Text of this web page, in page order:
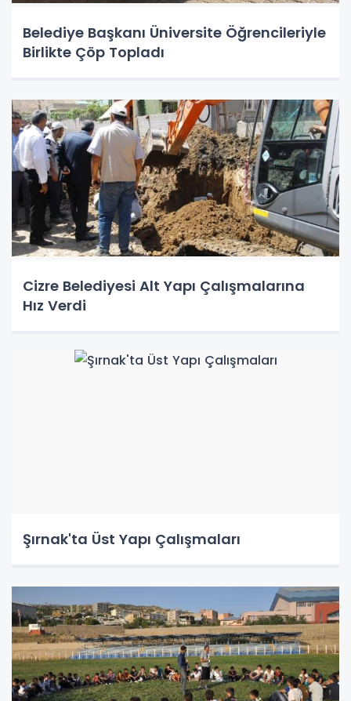
Belediye Başkanı Üniversite Öğrencileriyle
Birlikte Çöp Topladı
Cizre Belediyesi Alt Yapı Çalışmalarına
Hız Verdi
Şırnak'ta Üst Yapı Çalışmaları